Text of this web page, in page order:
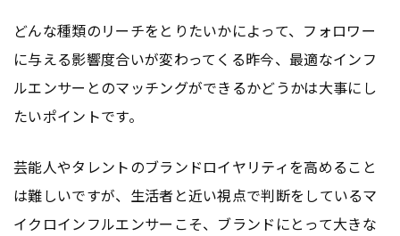
どんな種類のリーチをとりたいかによって、フォロワー
に与える影響度合いが変わってくる昨今、最適なインフ
ルエンサーとのマッチングができるかどうかは大事にし
たいポイントです。
芸能人やタレントのブランドロイヤリティを高めること
は難しいですが、生活者と近い視点で判断をしているマ
イクロインフルエンサーこそ、ブランドにとって大きな